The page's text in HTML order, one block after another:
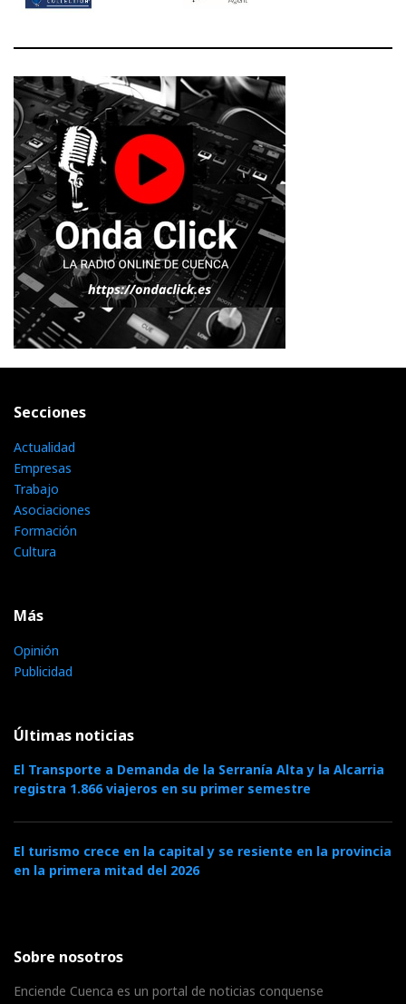
Secciones
Actualidad
Empresas
Trabajo
Asociaciones
Formación
Cultura
Más
Opinión
Publicidad
Últimas noticias
El Transporte a Demanda de la Serranía Alta y la Alcarria
registra 1.866 viajeros en su primer semestre
El turismo crece en la capital y se resiente en la provincia
en la primera mitad del 2026
Sobre nosotros
Enciende Cuenca es un portal de noticias conquense